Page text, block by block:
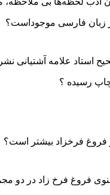
استاد علامه آشتیانی
فروغ فرخ زاد در دو